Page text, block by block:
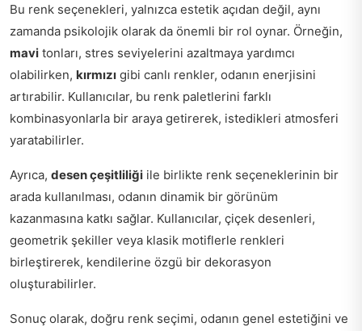
Bu renk seçenekleri, yalnızca estetik açıdan değil, aynı
zamanda psikolojik olarak da önemli bir rol oynar. Örneğin,
mavi tonları, stres seviyelerini azaltmaya yardımcı
olabilirken, kırmızı gibi canlı renkler, odanın enerjisini
artırabilir. Kullanıcılar, bu renk paletlerini farklı
kombinasyonlarla bir araya getirerek, istedikleri atmosferi
yaratabilirler.
Ayrıca, desen çeşitliliği ile birlikte renk seçeneklerinin bir
arada kullanılması, odanın dinamik bir görünüm
kazanmasına katkı sağlar. Kullanıcılar, çiçek desenleri,
geometrik şekiller veya klasik motiflerle renkleri
birleştirerek, kendilerine özgü bir dekorasyon
oluşturabilirler.
Sonuç olarak, doğru renk seçimi, odanın genel estetiğini ve